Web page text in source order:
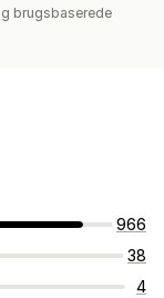
brugsbaserede
966
38
4